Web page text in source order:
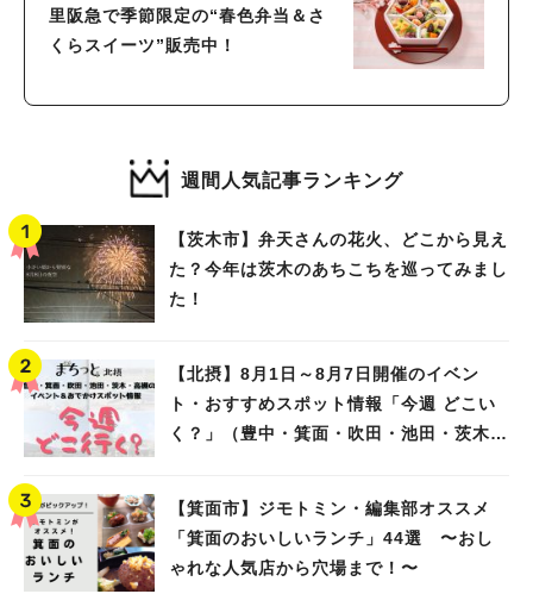
里阪急で季節限定の“春色弁当＆さ
くらスイーツ”販売中！
週間人気記事ランキング
【茨木市】弁天さんの花火、どこから見え
た？今年は茨木のあちこちを巡ってみまし
た！
【北摂】8月1日～8月7日開催のイベン
ト・おすすめスポット情報「今週 どこい
く？」（豊中・箕面・吹田・池田・茨木・
【箕面市】ジモトミン・編集部オススメ
「箕面のおいしいランチ」44選 〜おし
ゃれな人気店から穴場まで！〜